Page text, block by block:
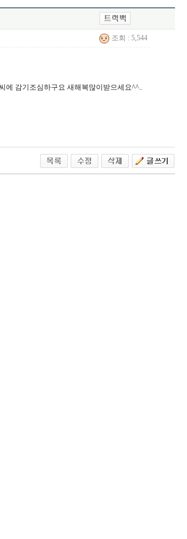
조회 : 5,544
에 감기조심하구요 새해복많이받으세요^^..